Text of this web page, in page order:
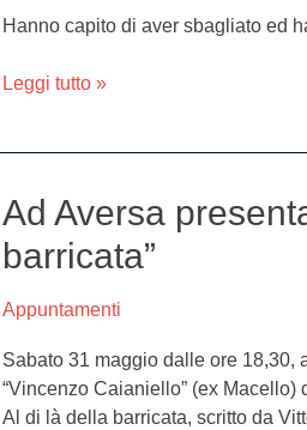
Hanno capito di aver sbagliato ed
l’assalto
supermercati:
“Sono
pentiti”
Leggi tutto »
Ad Aversa
barricata”
Appuntamenti
Sabato 31 maggio dalle ore 18,30,
“Vincenzo Caianiello” (ex
Al di là della barricata, scritto da
Ad
presentazione
“Al
di
là
della